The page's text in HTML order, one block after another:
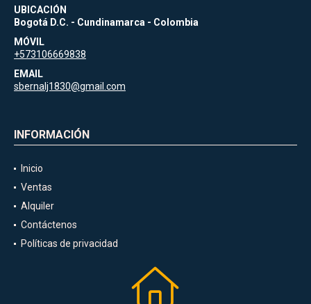
UBICACIÓN
Bogotá D.C. - Cundinamarca - Colombia
MÓVIL
+573106669838
EMAIL
sbernalj1830@gmail.com
INFORMACIÓN
Inicio
Ventas
Alquiler
Contáctenos
Políticas de privacidad